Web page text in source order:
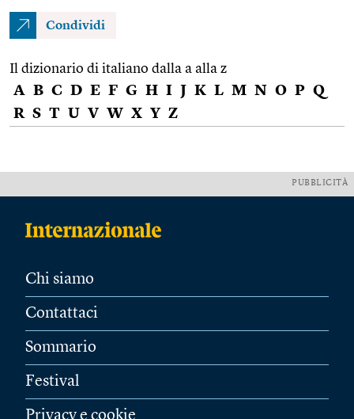
Condividi
Il dizionario di italiano dalla a alla z
A B C D E F G H I J K L M N O P Q
R S T U V W X Y Z
PUBBLICITÀ
Chi siamo
Contattaci
Sommario
Festival
Privacy e cookie